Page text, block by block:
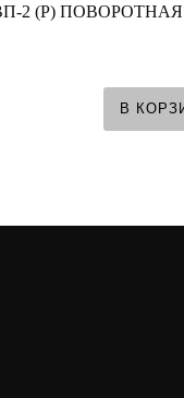
2 (Р) ПОВОРОТНАЯ
В